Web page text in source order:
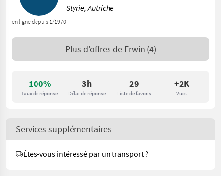
100%
Taux de réponse
3h
Délai de réponse
29
Liste de favoris
+2K
Vues
en ligne depuis 1/1970
Styrie, Autriche
Plus d'offres de Erwin (4)
Services supplémentaires
Êtes-vous intéressé par un transport ?